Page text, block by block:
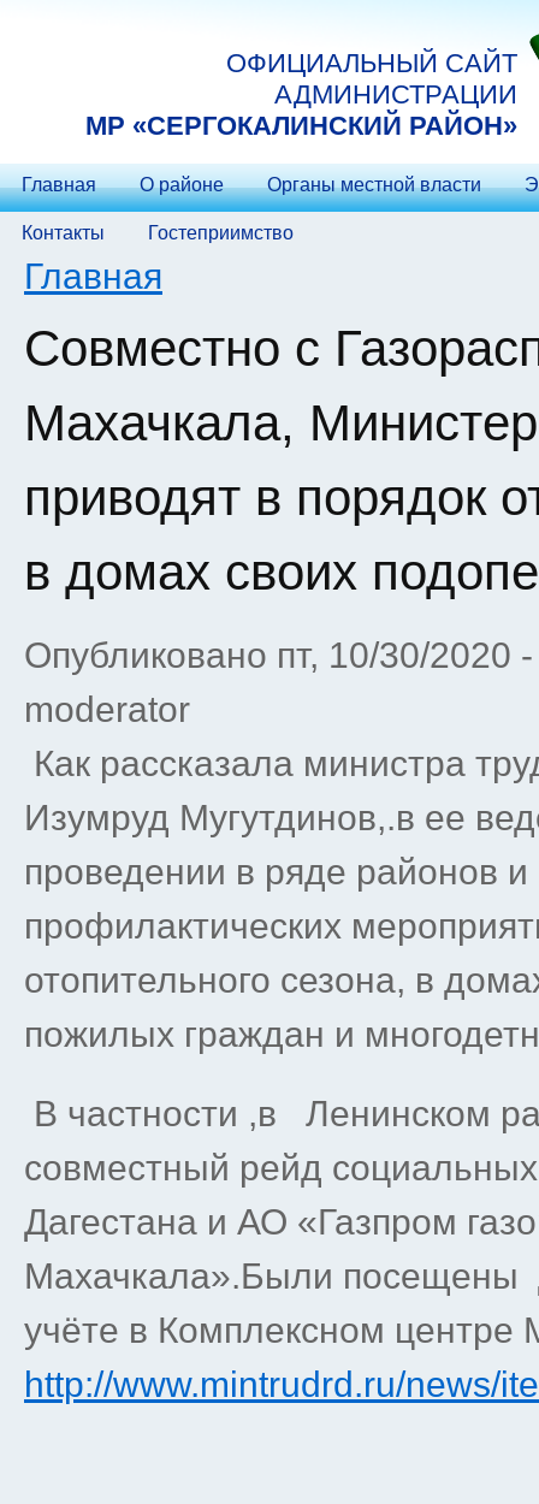
ОФИЦИАЛЬНЫЙ САЙТ
АДМИНИСТРАЦИИ
МP «СЕРГОКАЛИНСКИЙ РАЙОН»
Главная О районе Органы местной власти
Контакты Гостеприимство
Вы здесь
Главная
Совместно с
Махачкала,
приводят в порядок
в домах своих
Опубликовано пт, 10/30/2020
moderator
Как рассказала министра
Изумруд Мугутдинов,.в ее
проведении в ряде районов и
профилактических
отопительного сезона, в
пожилых граждан и
В частности ,в Ленинском
совместный рейд
Дагестана и АО «Газпром
Махачкала».Были посещены
учёте в Комплексном центре
http://www.mintrudrd.ru/news/